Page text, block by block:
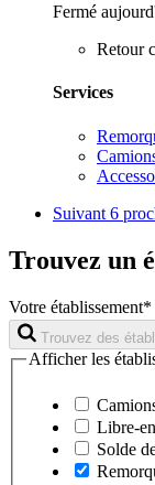
Fermé
Retour
Services
Suivant 6
Trouvez un
Votre établissement*
Trouvez des
Afficher les
Libre-
Solde